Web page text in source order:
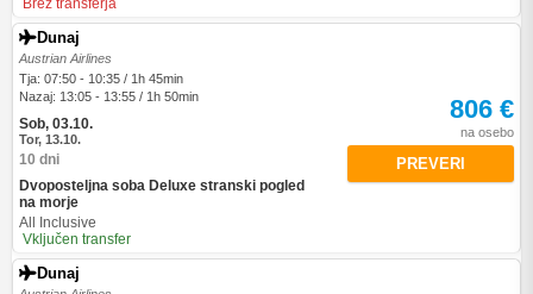
Brez transferja
Dunaj
Austrian Airlines
Tja: 07:50 - 10:35 / 1h 45min
Nazaj: 13:05 - 13:55 / 1h 50min
Sob, 03.10.
Tor, 13.10.
10 dni
Dvoposteljna soba Deluxe stranski pogled
na morje
All Inclusive
Vključen transfer
806 €
na osebo
PREVERI
Dunaj